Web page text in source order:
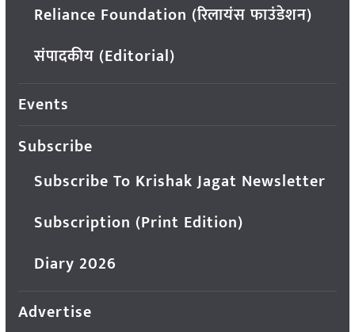
Reliance Foundation (रिलायंस फाउंडेशन)
संपादकीय (Editorial)
Events
Subscribe
Subscribe To Krishak Jagat Newsletter
Subscription (Print Edition)
Diary 2026
Advertise